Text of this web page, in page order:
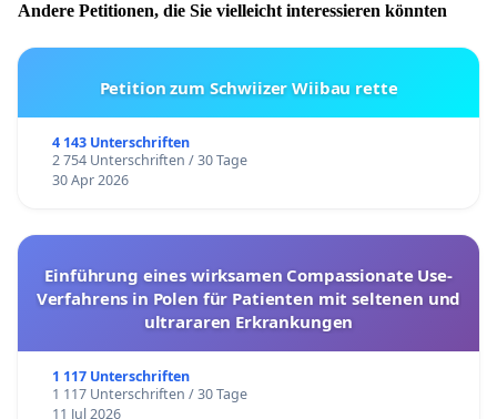
Andere Petitionen, die Sie vielleicht interessieren könnten
Petition zum Schwiizer Wiibau rette
4 143 Unterschriften
2 754 Unterschriften / 30 Tage
30 Apr 2026
Einführung eines wirksamen Compassionate Use-
Verfahrens in Polen für Patienten mit seltenen und
ultrararen Erkrankungen
1 117 Unterschriften
1 117 Unterschriften / 30 Tage
11 Jul 2026